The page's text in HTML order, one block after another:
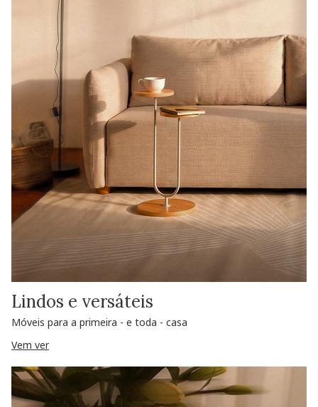
Lindos e versáteis
Móveis para a primeira - e toda - casa
Vem ver